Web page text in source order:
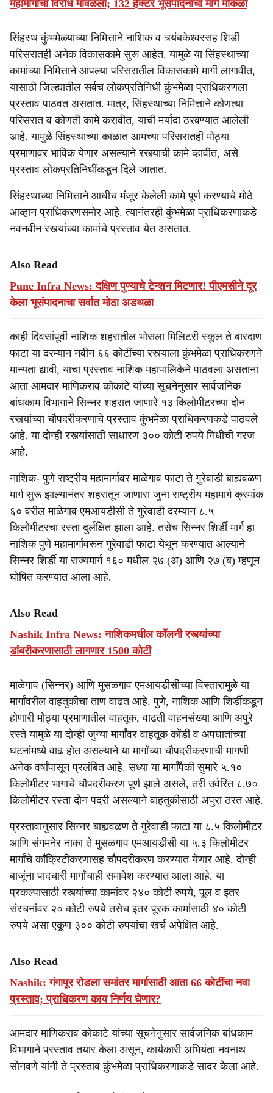
महामार्गाचा विरोध मावळला; 132 हेक्टर भूसंपादनाचा मार्ग मोकळा
सिंहस्थ कुंभमेळ्याच्या निमित्ताने नाशिक व त्र्यंबकेश्वरसह शिर्डी
परिसरातही अनेक विकासकामे सुरू आहेत. यामुळे या सिंहस्थाच्या
कामांच्या निमित्ताने आपल्या परिसरातील विकासकामे मार्गी लागावीत,
यासाठी जिल्ह्यातील सर्वच लोकप्रतिनिधी कुंभमेळा प्राधिकरणला
प्रस्ताव पाठवत असतात. मात्र, सिंहस्थाच्या निमित्ताने कोणत्या
परिसरात व कोणती कामे करावीत, याची मर्यादा ठरवण्यात आलेली
आहे. यामुळे सिंहस्थाच्या काळात आमच्या परिसरातही मोठ्या
प्रमाणावर भाविक येणार असल्याने रस्त्याची कामे व्हावीत, असे
प्रस्ताव लोकप्रतिनिधींकडून दिले जातात.
सिंहस्थाच्या निमित्ताने आधीच मंजूर केलेली कामे पूर्ण करण्याचे मोठे
आव्हान प्राधिकरणसमोर आहे. त्यानंतरही कुंभमेळा प्राधिकरणाकडे
नवनवीन रस्त्यांच्या कामांचे प्रस्ताव येत असतात.
Also Read
Pune Infra News: दक्षिण पुण्याचे टेन्शन मिटणार! पीएमसीने दूर
केला भूसंपादनाचा सर्वात मोठा अडथळा
काही दिवसांपूर्वी नाशिक शहरातील भोसला मिलिटरी स्कूल ते बारदाण
फाटा या दरम्यान नवीन ६६ कोटींच्या रस्त्याला कुंभमेळा प्राधिकरणने
मान्यता द्यावी, याचा प्रस्ताव नाशिक महापालिकेने पाठवला असताना
आता आमदार माणिकराव कोकाटे यांच्या सूचनेनुसार सार्वजनिक
बांधकाम विभागाने सिन्नर शहरात जाणारे १३ किलोमीटरच्या दोन
रस्त्यांच्या चौपदरीकरणाचे प्रस्ताव कुंभमेळा प्राधिकरणकडे पाठवले
आहे. या दोन्ही रस्त्यांसाठी साधारण ३०० कोटी रुपये निधीची गरज
आहे.
नाशिक- पुणे राष्ट्रीय महामार्गावर माळेगाव फाटा ते गुरेवाडी बाह्यवळण
मार्ग सुरू झाल्यानंतर शहरातून जाणारा जुना राष्ट्रीय महामार्ग क्रमांक
६० वरील माळेगाव एमआयडीसी ते गुरेवाडी दरम्यान ८.५
किलोमीटरचा रस्ता दुर्लक्षित झाला आहे. तसेच सिन्नर शिर्डी मार्ग हा
नाशिक पुणे महामार्गावरून गुरेवाडी फाटा येथून करण्यात आल्याने
सिन्नर शिर्डी या राज्यमार्ग १६० मधील २७ (अ) आणि २७ (ब) म्हणून
घोषित करण्यात आला आहे.
Also Read
Nashik Infra News: नाशिकमधील कॉलनी रस्त्यांच्या
डांबरीकरणासाठी लागणार 1500 कोटी
माळेगाव (सिन्नर) आणि मुसळगाव एमआयडीसीच्या विस्तारामुळे या
मार्गांवरील वाहतुकीचा ताण वाढत आहे. पुणे, नाशिक आणि शिर्डीकडून
होणारी मोठ्या प्रमाणातील वाहतूक, वाढती वाहनसंख्या आणि अपुरे
रस्ते यामुळे या दोन्ही जुन्या मार्गांवर वाहतूक कोंडी व अपघातांच्या
घटनांमध्ये वाढ होत असल्याने या मार्गांच्या चौपदरीकरणाची मागणी
अनेक वर्षांपासून प्रलंबित आहे. सध्या या मार्गांपैकी सुमारे ५.१०
किलोमीटर भागाचे चौपदरीकरण पूर्ण झाले असले, तरी उर्वरित ८.७०
किलोमीटर रस्ता दोन पदरी असल्याने वाहतुकीसाठी अपुरा ठरत आहे.
प्रस्तावानुसार सिन्नर बाह्यवळण ते गुरेवाडी फाटा या ८.५ किलोमीटर
आणि संगमनेर नाका ते मुसळगाव एमआयडीसी या ५.३ किलोमीटर
मार्गांचे काँक्रिटीकरणासह चौपदरीकरण करण्यात येणार आहे. दोन्ही
बाजूंना पादचारी मार्गांचाही समावेश करण्यात आला आहे. या
प्रकल्पासाठी रस्त्यांच्या कामांवर २४० कोटी रुपये, पूल व इतर
संरचनांवर २० कोटी रुपये तसेच इतर पूरक कामांसाठी ४० कोटी
रुपये असा एकूण ३०० कोटी रुपयांचा खर्च अपेक्षित आहे.
Also Read
Nashik: गंगापूर रोडला समांतर मार्गासाठी आता 66 कोटींचा नवा
प्रस्ताव; प्राधिकरण काय निर्णय घेणार?
आमदार माणिकराव कोकाटे यांच्या सूचनेनुसार सार्वजनिक बांधकाम
विभागाने प्रस्ताव तयार केला असून, कार्यकारी अभियंता नवनाथ
सोनवणे यांनी ते प्रस्ताव कुंभमेळा प्राधिकरणाकडे सादर केला आहे.